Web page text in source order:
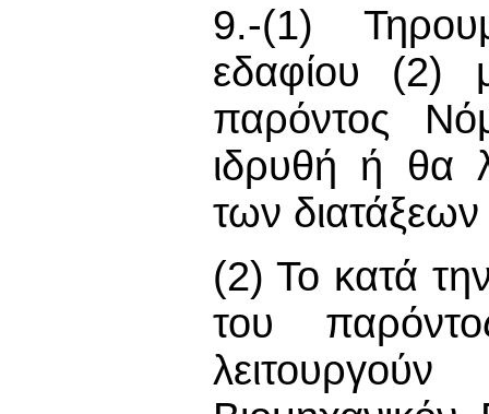
9.-(1)
εδαφίου (2)
παρόντος
ιδρυθή ή θα
των
(2) Το κατά
του